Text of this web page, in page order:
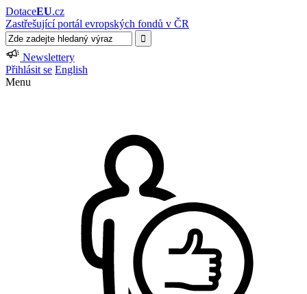
DotaceEU.cz
Zastřešující portál evropských fondů v ČR
Newslettery
Přihlásit se English
Menu